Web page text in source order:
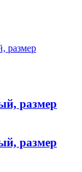
размер
размер